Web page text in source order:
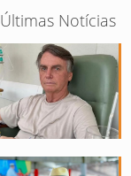
Últimas Notícias